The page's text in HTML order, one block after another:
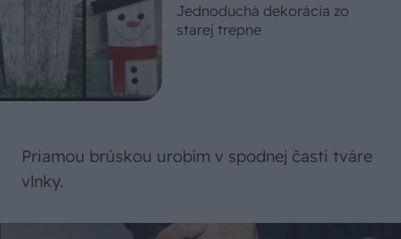
Jednoduchá dekorácia zo
starej trepne
Priamou brúskou urobím v spodnej časti tváre
vlnky.